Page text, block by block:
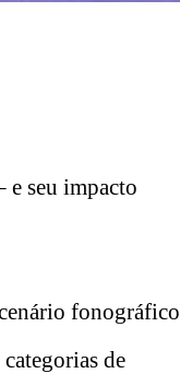
e seu impacto
fonográfico
de